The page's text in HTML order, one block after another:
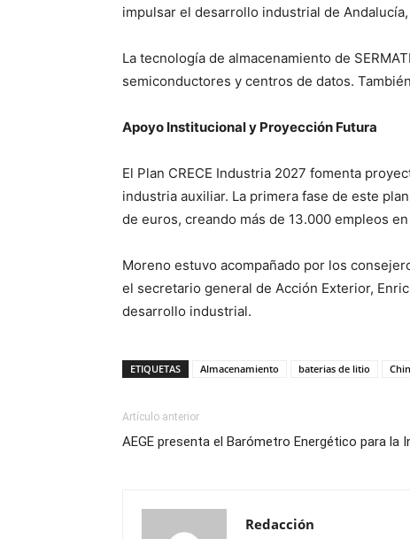
impulsar el desarrollo industrial de
La tecnología de almacenamiento de
semiconductores y centros de datos.
Apoyo Institucional y Proyección Futura
El Plan CRECE Industria 2027 fomenta
industria auxiliar. La primera fase de este
de euros, creando más de 13.000 empleos
Moreno estuvo acompañado por los
el secretario general de Acción Exterior,
desarrollo industrial.
ETIQUETAS Almacenamiento baterias de litio
Artículo anterior
AEGE presenta el Barómetro Energético para la
Redacción